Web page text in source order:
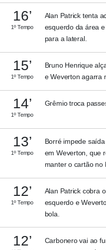
16’
1º Tempo
Alan Patrick tenta
esquerdo da área
para a lateral.
15’
1º Tempo
Bruno Henrique
e Weverton agarra
14’
1º Tempo
Grêmio troca
13’
1º Tempo
Borré impede
em Weverton, que
manter o cartão no
12’
1º Tempo
Alan Patrick cobra
esquerdo e
bola.
12’
Carbonero vai ao